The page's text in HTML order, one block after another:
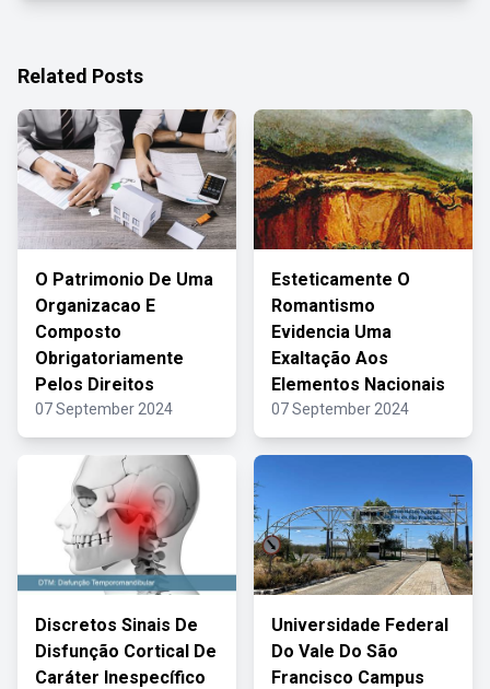
Related Posts
O Patrimonio De Uma
Organizacao E
Composto
Obrigatoriamente
Pelos Direitos
07 September 2024
Esteticamente O
Romantismo
Evidencia Uma
Exaltação Aos
Elementos Nacionais
07 September 2024
Discretos Sinais De
Disfunção Cortical De
Caráter Inespecífico
Universidade Federal
Do Vale Do São
Francisco Campus